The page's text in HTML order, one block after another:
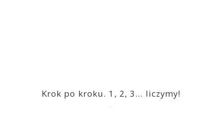
Krok po kroku. 1, 2, 3… liczymy!